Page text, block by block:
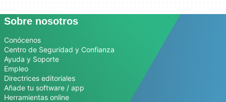
Sobre nosotros
Conócenos
Centro de Seguridad y Confianza
Ayuda y Soporte
Empleo
Directrices editoriales
Añade tu software / app
Herramientas online